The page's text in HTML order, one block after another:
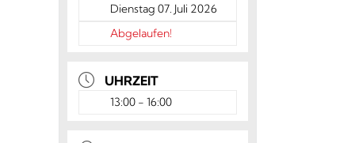
Dienstag 07. Juli 2026
Abgelaufen!
UHRZEIT
13:00 - 16:00